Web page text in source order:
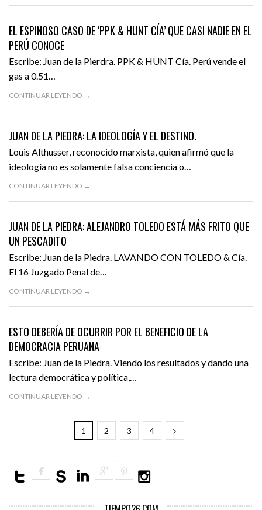
MAYO 27, 2016
EL ESPINOSO CASO DE ‘PPK & HUNT CÍA’ QUE CASI NADIE EN EL
PERÚ CONOCE
Escribe: Juan de la Pierdra. PPK & HUNT Cía. Perú vende el
gas a 0.51…
CONTINUAR LEYENDO →
MAYO 9, 2016
JUAN DE LA PIEDRA: LA IDEOLOGÍA Y EL DESTINO.
Louis Althusser, reconocido marxista, quien afirmó que la
ideología no es solamente falsa conciencia o…
CONTINUAR LEYENDO →
ABRIL 23, 2016
JUAN DE LA PIEDRA: ALEJANDRO TOLEDO ESTÁ MÁS FRITO QUE
UN PESCADITO
Escribe: Juan de la Piedra. LAVANDO CON TOLEDO & Cía.
El 16 Juzgado Penal de…
CONTINUAR LEYENDO →
ABRIL 13, 2016
ESTO DEBERÍA DE OCURRIR POR EL BENEFICIO DE LA
DEMOCRACIA PERUANA
Escribe: Juan de la Piedra. Viendo los resultados y dando una
lectura democrática y política,…
CONTINUAR LEYENDO →
1 2 3 4